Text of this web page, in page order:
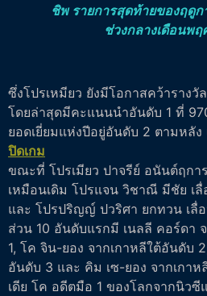
ชิพ รายการสุดท้ายของฤดู
ช่วงกลางเดือนพ
ซึ่งโปรเหมียว ยังมีโอกาสคว้าราง
โดยล่าสุดมีคะแนนนำอันดับ 1 ที่
ยอดเยี่ยมแห่งปีอยู่อันดับ 2 ตามหลัง
ปิดเกม
ขณะที่ โปรเมียว ปาจรีย์ อนันต์ฤกา
เหมือนเดิม โปรแจน วิชาณี มีชัย เ
และ โปรปริญญ์ ปวริศา ยกทวน เลื่
ส่วน 10 อันดับแรกมี เนลลี คอร์ดา
1, โค จิน-ยอง จากเกาหลีใต้อันดับ
อันดับ 3 และ คิม เซ-ยอง จากเกา
เดีย โค อดีตมือ 1 ของโลกจากนิว